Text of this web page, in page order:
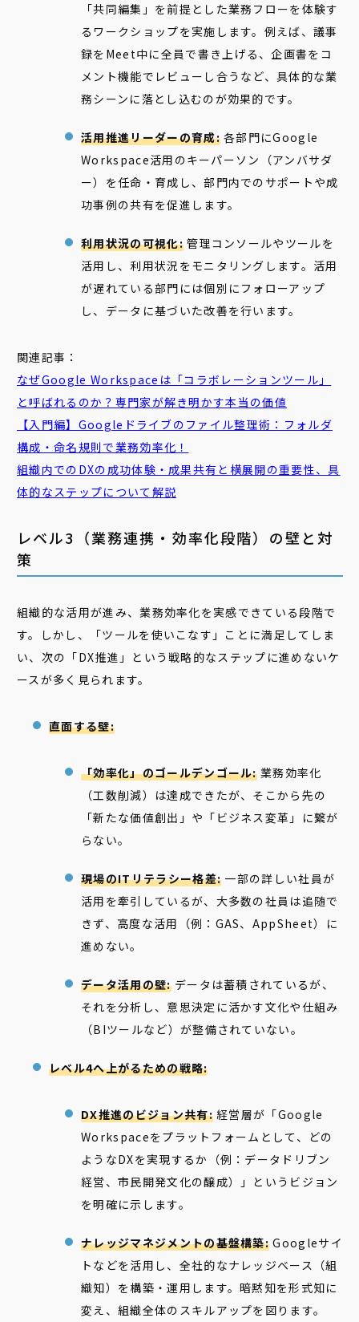
「共同編集」を前提とした業務フローを体験す
るワークショップを実施します。例えば、議事
録をMeet中に全員で書き上げる、企画書をコ
メント機能でレビューし合うなど、具体的な業
務シーンに落とし込むのが効果的です。
活用推進リーダーの育成:各部門にGoogle
Workspace活用のキーパーソン（アンバサダ
ー）を任命・育成し、部門内でのサポートや成
功事例の共有を促進します。
利用状況の可視化:管理コンソールやツールを
活用し、利用状況をモニタリングします。活用
が遅れている部門には個別にフォローアップ
し、データに基づいた改善を行います。
関連記事：
なぜGoogle Workspaceは「コラボレーションツール」
と呼ばれるのか？専門家が解き明かす本当の価値
【入門編】Googleドライブのファイル整理術：フォルダ
構成・命名規則で業務効率化！
組織内でのDXの成功体験・成果共有と横展開の重要性、具
体的なステップについて解説
レベル3（業務連携・効率化段階）の壁と対
策
組織的な活用が進み、業務効率化を実感できている段階で
す。しかし、「ツールを使いこなす」ことに満足してしま
い、次の「DX推進」という戦略的なステップに進めないケ
ースが多く見られます。
直面する壁:
「効率化」のゴールデンゴール:業務効率化
（工数削減）は達成できたが、そこから先の
「新たな価値創出」や「ビジネス変革」に繋が
らない。
現場のITリテラシー格差: 一部の詳しい社員が
活用を牽引しているが、大多数の社員は追随で
きず、高度な活用（例：GAS、AppSheet）に
進めない。
データ活用の壁:データは蓄積されているが、
それを分析し、意思決定に活かす文化や仕組み
（BIツールなど）が整備されていない。
レベル4へ上がるための戦略:
DX推進のビジョン共有:経営層が「Google
Workspaceをプラットフォームとして、どの
ようなDXを実現するか（例：データドリブン
経営、市民開発文化の醸成）」というビジョン
を明確に示します。
ナレッジマネジメントの基盤構築: Googleサイ
トなどを活用し、全社的なナレッジベース（組
織知）を構築・運用します。暗黙知を形式知に
変え、組織全体のスキルアップを図ります。